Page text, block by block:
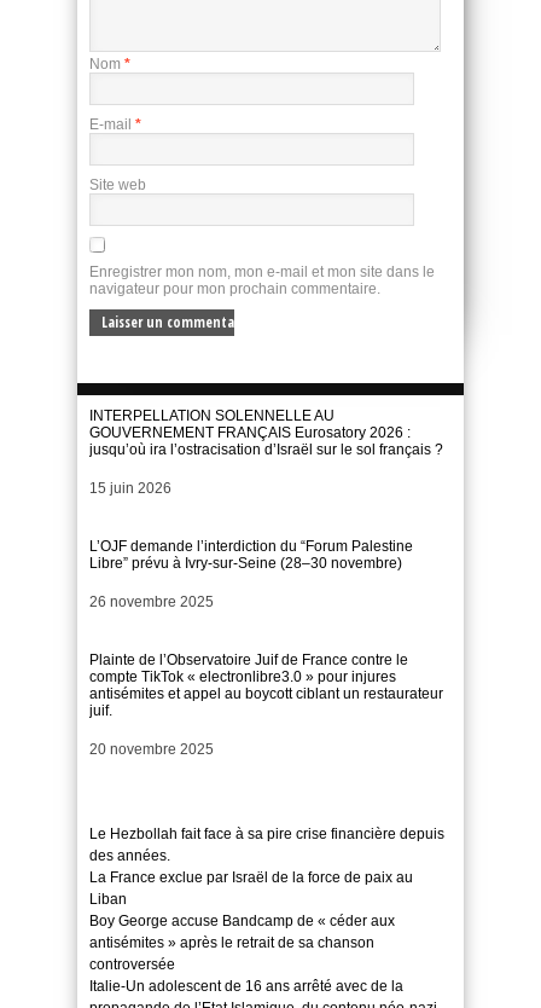
Nom *
E-mail *
Site web
Enregistrer mon nom, mon e-mail et mon site dans le
navigateur pour mon prochain commentaire.
INTERPELLATION SOLENNELLE AU
GOUVERNEMENT FRANÇAIS Eurosatory 2026 :
jusqu’où ira l’ostracisation d’Israël sur le sol français ?
Date
15 juin 2026
L’OJF demande l’interdiction du “Forum Palestine
Libre” prévu à Ivry-sur-Seine (28–30 novembre)
Date
26 novembre 2025
Plainte de l’Observatoire Juif de France contre le
compte TikTok « electronlibre3.0 » pour injures
antisémites et appel au boycott ciblant un restaurateur
juif.
Date
20 novembre 2025
Le Hezbollah fait face à sa pire crise financière depuis
des années.
La France exclue par Israël de la force de paix au
Liban
Boy George accuse Bandcamp de « céder aux
antisémites » après le retrait de sa chanson
controversée
Italie-Un adolescent de 16 ans arrêté avec de la